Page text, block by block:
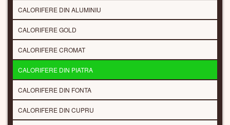
CALORIFERE DIN ALUMINIU
CALORIFERE GOLD
CALORIFERE CROMAT
CALORIFERE DIN PIATRA
CALORIFERE DIN FONTA
CALORIFERE DIN CUPRU